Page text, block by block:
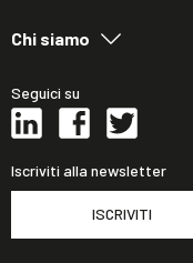
Chi siamo
Seguici su
Iscriviti alla newsletter
ISCRIVITI